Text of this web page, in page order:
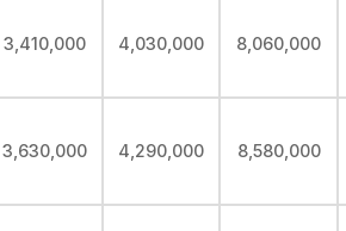
3,410,000 4,030,000 8,060,000
3,630,000 4,290,000 8,580,000